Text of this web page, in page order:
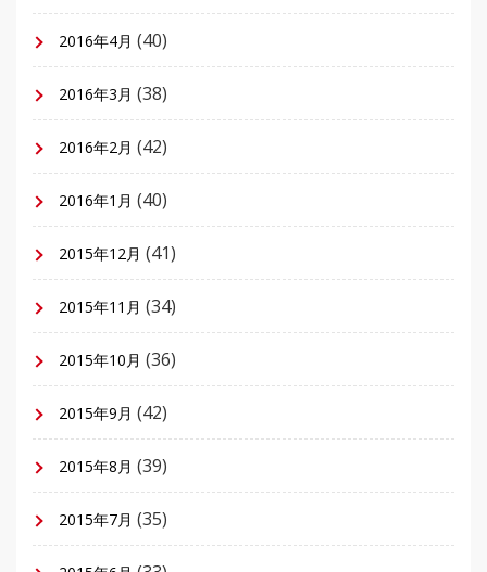
2016年4月 (40)
2016年3月 (38)
2016年2月 (42)
2016年1月 (40)
2015年12月 (41)
2015年11月 (34)
2015年10月 (36)
2015年9月 (42)
2015年8月 (39)
2015年7月 (35)